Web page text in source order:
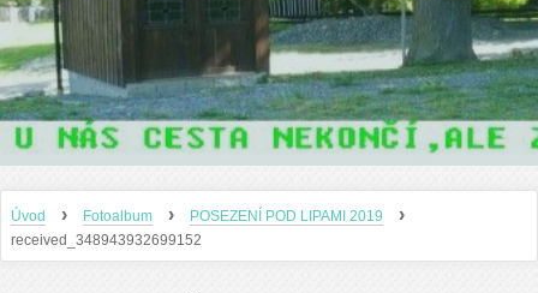
Úvod › Fotoalbum › POSEZENÍ POD LIPAMI 2019 ›
received_348943932699152